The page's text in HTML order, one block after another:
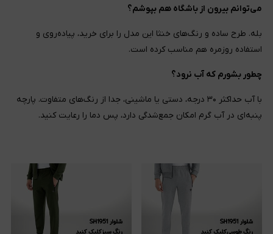
می‌توانم بیرون از باشگاه هم بپوشم؟
بله. طرح ساده و رنگ‌های خنثا این مدل را برای خرید، پیاده‌روی و
استفاده روزمره هم مناسب کرده است.
چطور بشورم که آب نرود؟
با آب حداکثر ۳۰ درجه، دستی یا ماشینی، جدا از رنگ‌های متفاوت. پارچه
پنبه‌ای در آب گرم امکان جمع‌شدگی دارد، پس دما را رعایت کنید.